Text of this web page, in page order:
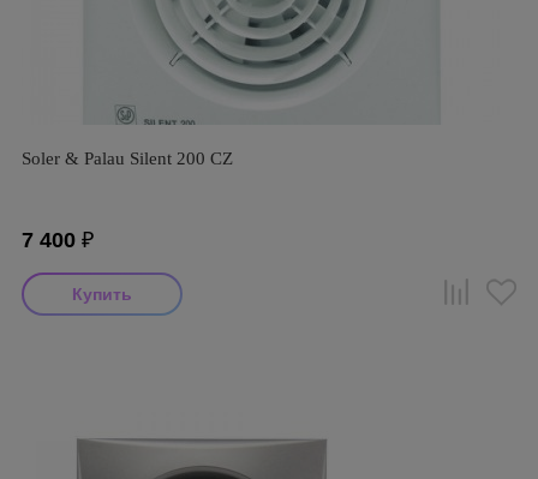
Soler & Palau Silent 200 CZ
7 400 ₽